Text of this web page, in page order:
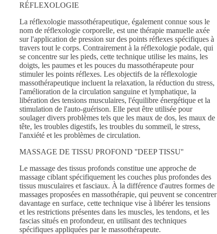
RÉFLEXOLOGIE
La réflexologie massothérapeutique, également connue sous le
nom de réflexologie corporelle, est une thérapie manuelle axée
sur l'application de pression sur des points réflexes spécifiques à
travers tout le corps. Contrairement à la réflexologie podale, qui
se concentre sur les pieds, cette technique utilise les mains, les
doigts, les paumes et les pouces du massothérapeute pour
stimuler les points réflexes. Les objectifs de la réflexologie
massothérapeutique incluent la relaxation, la réduction du stress,
l'amélioration de la circulation sanguine et lymphatique, la
libération des tensions musculaires, l'équilibre énergétique et la
stimulation de l'auto-guérison. Elle peut être utilisée pour
soulager divers problèmes tels que les maux de dos, les maux de
tête, les troubles digestifs, les troubles du sommeil, le stress,
l'anxiété et les problèmes de circulation.
MASSAGE DE TISSU PROFOND ''DEEP TISSU''
Le massage des tissus profonds constitue une approche de
massage ciblant spécifiquement les couches plus profondes des
tissus musculaires et fasciaux. À la différence d'autres formes de
massages proposées en massothérapie, qui peuvent se concentrer
davantage en surface, cette technique vise à libérer les tensions
et les restrictions présentes dans les muscles, les tendons, et les
fascias situés en profondeur, en utilisant des techniques
spécifiques appliquées par le massothérapeute.